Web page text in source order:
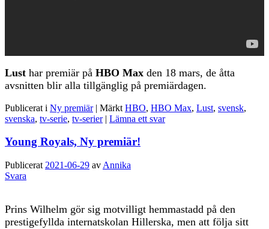
Lust har premiär på HBO Max den 18 mars, de åtta
avsnitten blir alla tillgänglig på premiärdagen.
Publicerat i Ny premiär | Märkt HBO, HBO Max, Lust, svensk,
svenska, tv-serie, tv-serier | Lämna ett svar
Young Royals, Ny premiär!
Publicerat 2021-06-29 av Annika
Svara
Prins Wilhelm gör sig motvilligt hemmastadd på den
prestigefyllda internatskolan Hillerska, men att följa sitt